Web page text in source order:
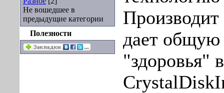
Не вошедшее в
предыдущие категории
Полезности
дает общую
"здоровья"